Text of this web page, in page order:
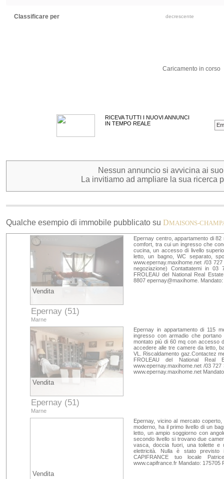
Classificare per decrescente
Caricamento in corso
RICEVA TUTTI I NUOVI ANNUNCI
IN TEMPO REALE
Nessun annuncio si avvicina ai
La invitiamo ad ampliare la sua ricerca
Qualche esempio di immobile pubblicato su DMAISONS-
Vendita
Epernay (51)
Marne
Epernay centro, appartamento di
comfort, tra cui un ingresso che
cucina, un accesso di livello
letto, un bagno, WC separato,
www.epernay.maxihome.net /03
negoziazione) Contattatemi in
FROLEAU del National Real
8807 epernay@maxihome.
Vendita
Epernay (51)
Marne
Epernay in appartamento di 115
ingresso con armadio che
montato più di 60 mq con accesso
accedere alle tre camere da letto,
VL. Riscaldamento gaz.Contactez
FROLEAU del National Real
www.epernay.maxihome.net /03
www.epernay.maxihome.net
Vendita
Epernay, vicino al mercato
moderno, ha il primo livello di un
letto, un ampio soggiorno con
secondo livello si trovano due
vasca, doccia fuori, una toilette e
elettricità. Nulla è stato previsto
CAPIFRANCE tuo locale
www.capifrance.fr Mandato: 175705